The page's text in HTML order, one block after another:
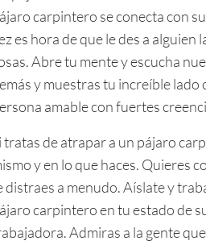
carpintero se conecta con
es hora de que le des a
Abre tu mente y escucha
y muestras tu increíble
amable con fuertes
tratas de atrapar a un pájaro
y en lo que haces. Quieres
distraes a menudo. Aíslate y
carpintero en tu estado de
Admiras a la gente